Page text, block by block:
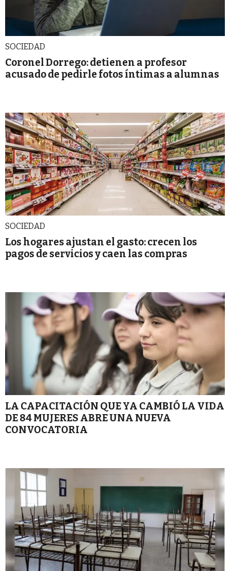
SOCIEDAD
Coronel Dorrego: detienen a profesor
acusado de pedirle fotos íntimas a alumnas
SOCIEDAD
Los hogares ajustan el gasto: crecen los
pagos de servicios y caen las compras
LA CAPACITACIÓN QUE YA CAMBIÓ LA VIDA
DE 84 MUJERES ABRE UNA NUEVA
CONVOCATORIA